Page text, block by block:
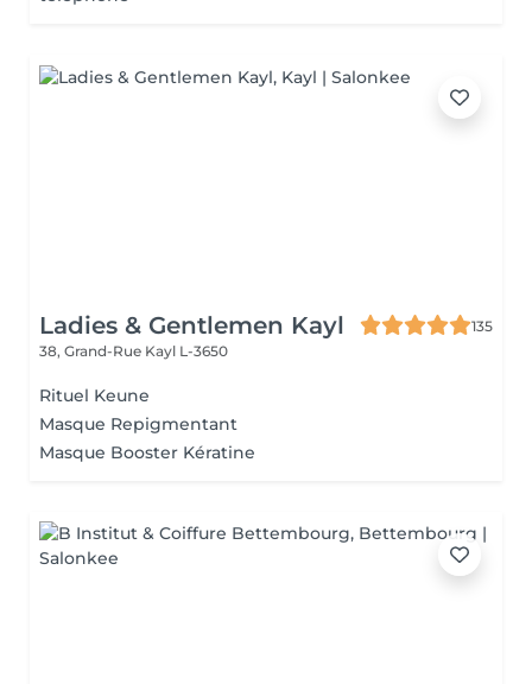
Ladies & Gentlemen Kayl
135
38, Grand-Rue Kayl L-3650
Rituel Keune
Masque Repigmentant
Masque Booster Kératine